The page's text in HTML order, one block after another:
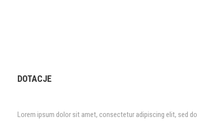
DOTACJE
Lorem ipsum dolor sit amet, consectetur adipiscing elit, sed do